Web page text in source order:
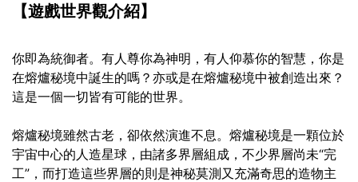
【遊戲世界觀介紹】
你即為統御者。有人尊你為神明，有人仰慕你的智慧，你是
在熔爐秘境中誕生的嗎？亦或是在熔爐秘境中被創造出來？
這是一個一切皆有可能的世界。
熔爐秘境雖然古老，卻依然演進不息。熔爐秘境是一顆位於
宇宙中心的人造星球，由諸多界層組成，不少界層尚未“完
工”，而打造這些界層的則是神秘莫測又充滿奇思的造物主